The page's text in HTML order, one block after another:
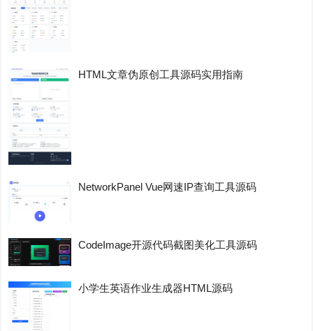
HTML文章伪原创工具源码实用指南
NetworkPanel Vue网速IP查询工具源码
CodeImage开源代码截图美化工具源码
小学生英语作业生成器HTML源码